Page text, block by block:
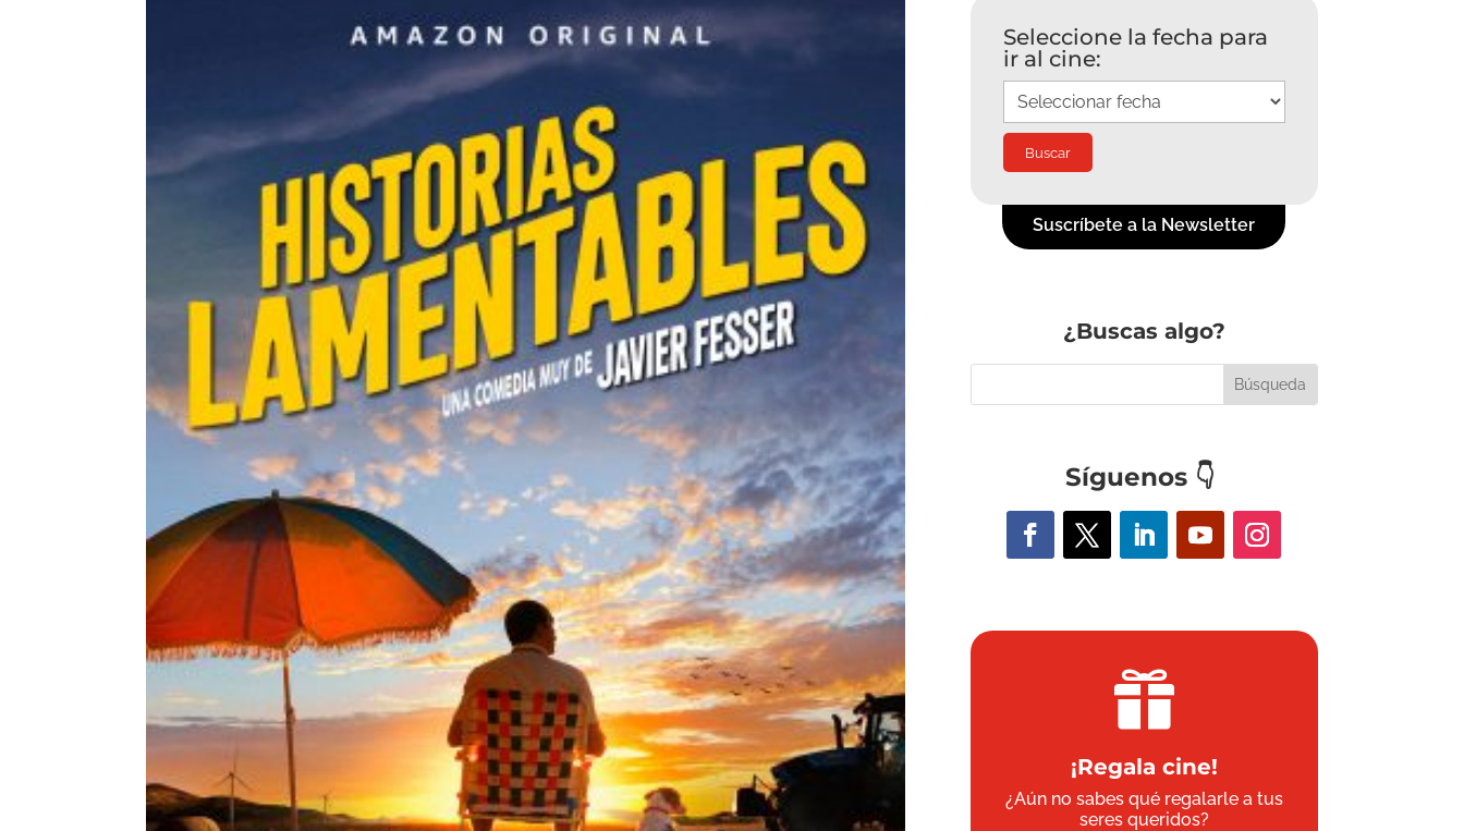
Seleccione la fecha para
ir al cine:
Suscríbete a la Newsletter
¿Buscas algo?
Síguenos 👇

¡Regala cine!
¿Aún no sabes qué regalarle a tus
seres queridos?